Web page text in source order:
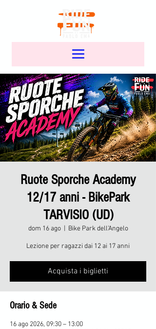
Ruote Sporche Academy
12/17 anni - BikePark
TARVISIO (UD)
dom 16 ago
  |
Bike Park dell’Angelo
Lezione per ragazzi dai 12 ai 17 anni
Acquista i biglietti
Orario & Sede
16 ago 2026, 09:30 – 13:00